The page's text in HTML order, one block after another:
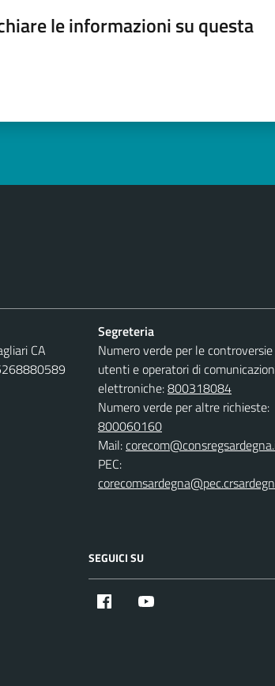
le informazioni su questa
CA
Segreteria
Numero verde per le
utenti e operatori di
elettroniche:800318084
Numero verde per altre richieste:
800060160
Mail:
PEC:
SEGUICI SU
Facebook